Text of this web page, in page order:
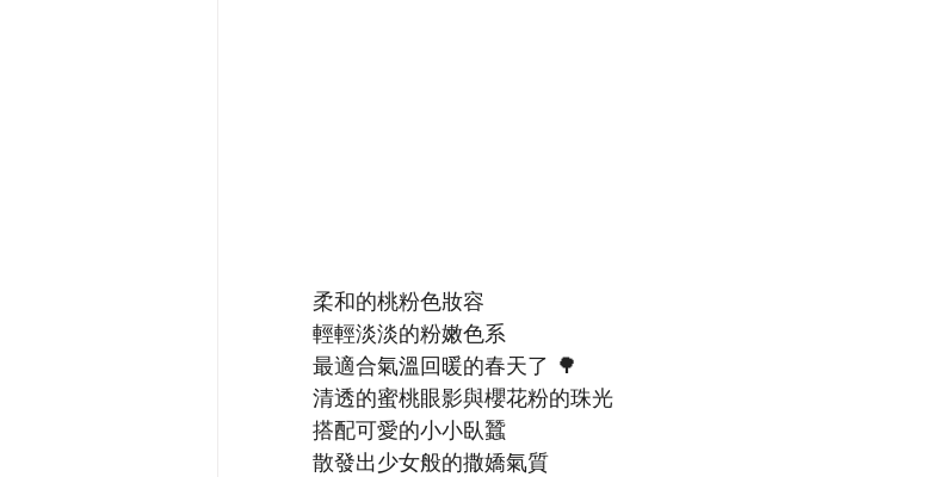
柔和的桃粉色妝容
輕輕淡淡的粉嫩色系
最適合氣溫回暖的春天了 🌳
清透的蜜桃眼影與櫻花粉的珠光
搭配可愛的小小臥蠶
散發出少女般的撒嬌氣質